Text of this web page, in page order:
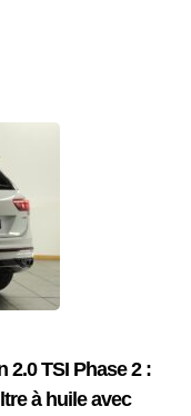
2.0 TSI Phase 2 :
à huile avec